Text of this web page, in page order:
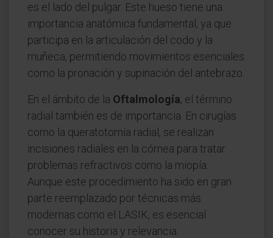
es el lado del pulgar. Este hueso tiene una
importancia anatómica fundamental, ya que
participa en la articulación del codo y la
muñeca, permitiendo movimientos esenciales
como la pronación y supinación del antebrazo.
En el ámbito de la Oftalmología, el término
radial también es de importancia. En cirugías
como la queratotomía radial, se realizan
incisiones radiales en la córnea para tratar
problemas refractivos como la miopía.
Aunque este procedimiento ha sido en gran
parte reemplazado por técnicas más
modernas como el LASIK, es esencial
conocer su historia y relevancia.